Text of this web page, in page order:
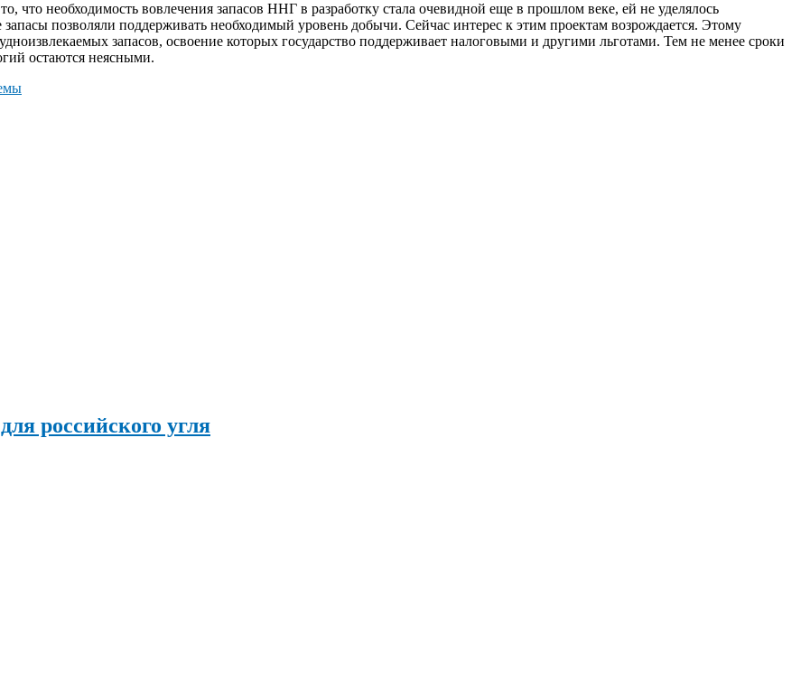
необходимость вовлечения запасов ННГ в разработку стала очевидной еще в прошлом веке, ей не уделялось
позволяли поддерживать необходимый уровень добычи. Сейчас интерес к этим проектам возрождается. Этому
запасов, освоение которых государство поддерживает налоговыми и другими льготами. Тем не менее сроки
остаются неясными.
российского угля